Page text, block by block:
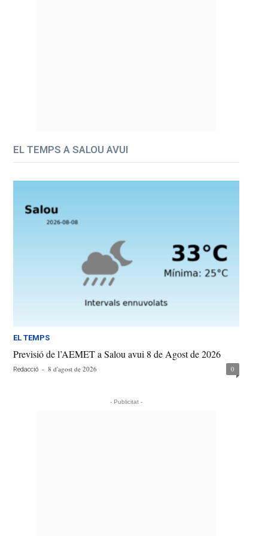
EL TEMPS A SALOU AVUI
EL TEMPS
Previsió de l’AEMET a Salou avui 8 de Agost de 2026
Redacció - 8 d'agost de 2026 0
- Publicitat -